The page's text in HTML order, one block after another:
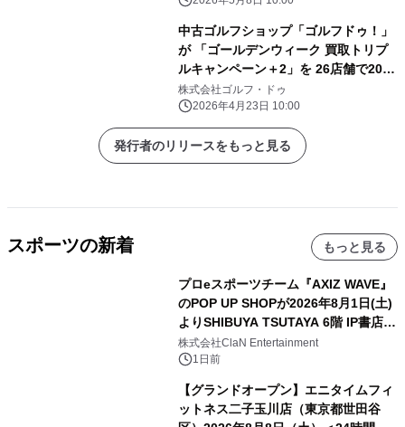
中古ゴルフショップ「ゴルフドゥ！」
が 「ゴールデンウィーク 買取トリプ
ルキャンペーン＋2」を 26店舗で2026
年5月2日～5月10日に開催！
株式会社ゴルフ・ドゥ
2026年4月23日 10:00
発行者のリリースをもっと見る
スポーツの新着 もっと見る
プロeスポーツチーム『AXIZ WAVE』
のPOP UP SHOPが2026年8月1日(土)
よりSHIBUYA TSUTAYA 6階 IP書店で
開催決定！！
株式会社ClaN Entertainment
1日前
【グランドオープン】エニタイムフィ
ットネス二子玉川店（東京都世田谷